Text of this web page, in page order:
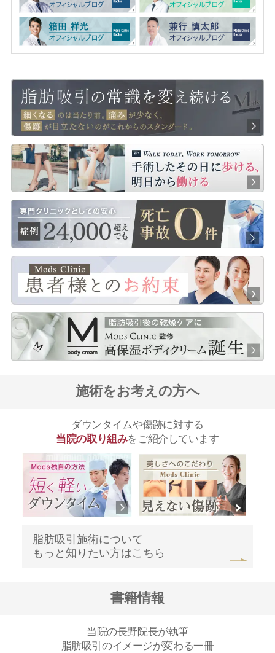
施術をお考えの方へ
ダウンタイムや傷跡に対する
当院の取り組みをご紹介しています
脂肪吸引施術について
もっと知りたい方はこちら
書籍情報
当院の長野院長が執筆
脂肪吸引のイメージが変わる一冊